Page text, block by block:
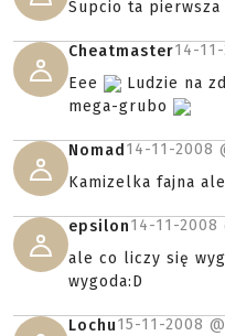
Supcio ta
Cheatmaster14-
Eee
Ludzie na
mega-grubo
Nomad 14-11-2008
Kamizelka fajna
epsilon14-11-2008
ale co liczy się
wygoda:D
Lochu15-11-2008 @